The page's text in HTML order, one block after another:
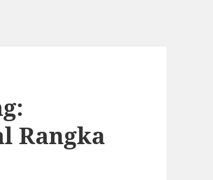
Rangka